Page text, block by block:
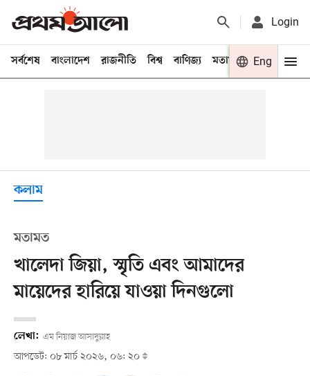
Login
সর্বশেষ বাংলাদেশ রাজনীতি বিশ্ব বাণিজ্য মতামত খেলা
Eng
কলাম
মতামত
খালেদা জিয়া, স্মৃতি এবং আমাদের
মায়েদের হারিয়ে যাওয়া দিনগুলো
লেখা: এম নিয়াজ আসাদুল্লাহ
আপডেট: ০৮ মার্চ ২০২৬, ০৬: ২০